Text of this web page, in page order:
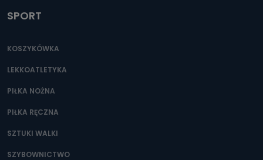
SPORT
KOSZYKÓWKA
LEKKOATLETYKA
PIŁKA NOŻNA
PIŁKA RĘCZNA
SZTUKI WALKI
SZYBOWNICTWO